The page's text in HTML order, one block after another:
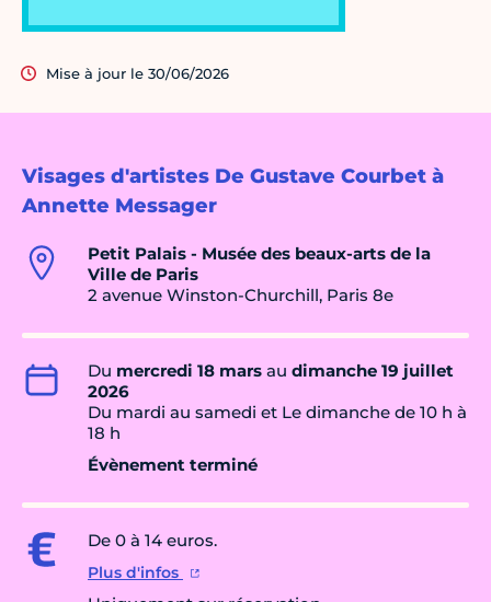
Visages d'artistes De Gustave Courbet à
Annette Messager
Petit Palais - Musée des beaux-arts de la
Ville de Paris
2 avenue Winston-Churchill, Paris 8e
Du mercredi 18 mars au dimanche 19 juillet
2026
Du mardi au samedi et Le dimanche de 10 h à
18 h
Évènement terminé
De 0 à 14 euros.
Plus d'infos
Mise à jour le 30/06/2026